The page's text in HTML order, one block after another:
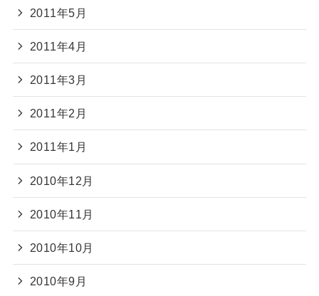
2011年5月
2011年4月
2011年3月
2011年2月
2011年1月
2010年12月
2010年11月
2010年10月
2010年9月